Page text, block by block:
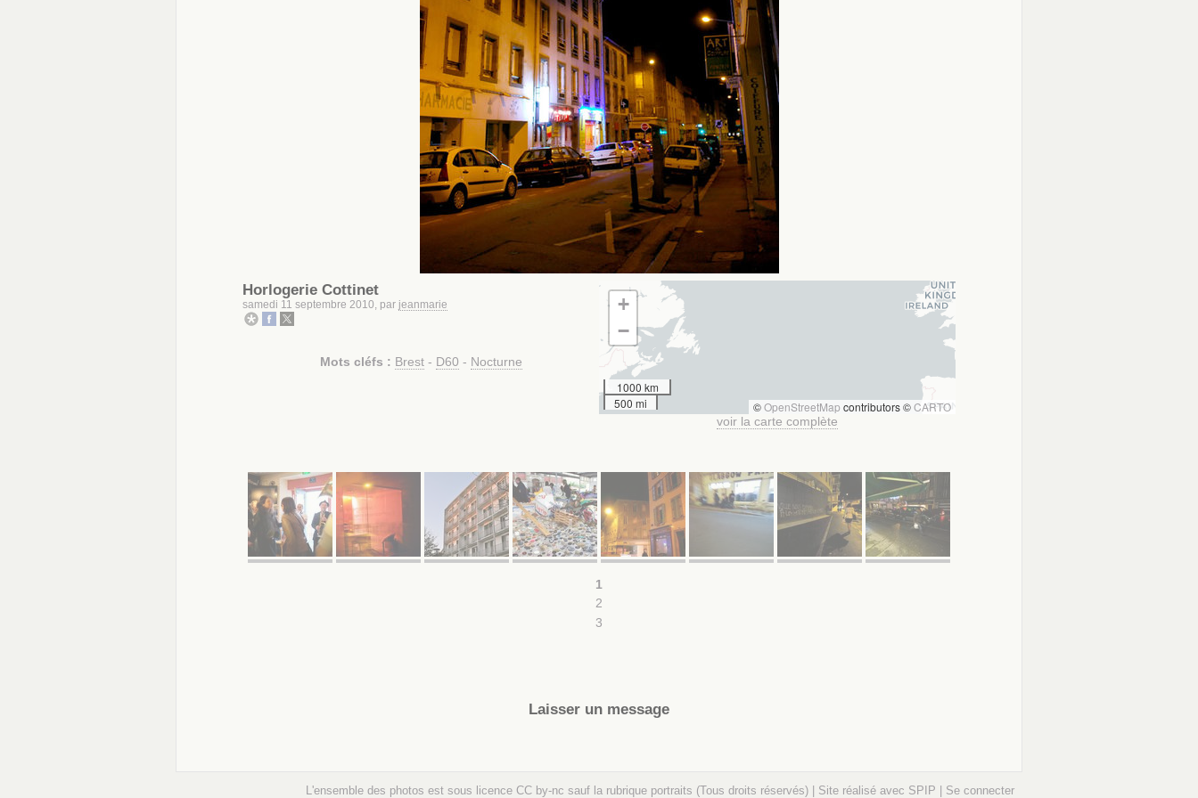
+
−
1000 km
500 mi
©OpenStreetMap contributors ©CARTO
voir la carte complète
Horlogerie Cottinet
samedi 11 septembre 2010, par jeanmarie
Mots cléfs : Brest- D60 - Nocturne
1
2
3
Laisser un message
L'ensemble des photos est sous licence CC by-nc sauf la rubrique portraits (Tous droits réservés) | Site réalisé avec SPIP | Se connecter